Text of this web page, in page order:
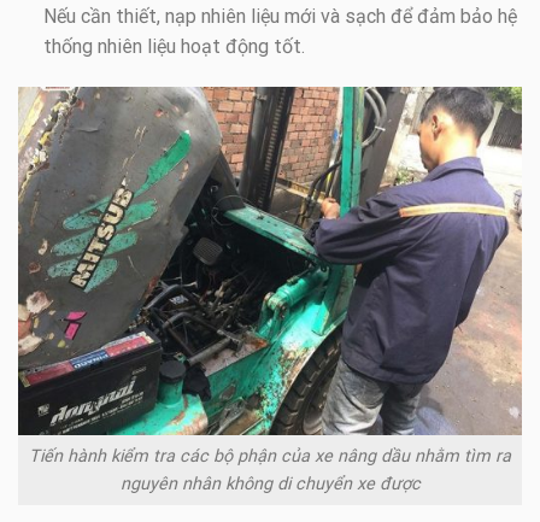
Nếu cần thiết, nạp nhiên liệu mới và sạch để đảm bảo hệ
thống nhiên liệu hoạt động tốt.
Tiến hành kiểm tra các bộ phận của xe nâng dầu nhằm tìm ra
nguyên nhân không di chuyển xe được